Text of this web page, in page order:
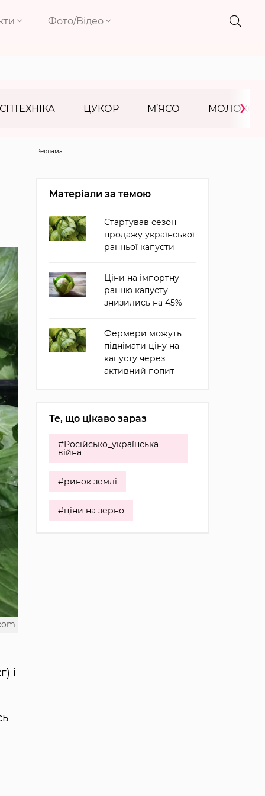
Фото/Відео
ЦУКОР М’ЯСО МОЛОКО
›
і
Реклама
Матеріали за темою
Стартував сезон
продажу української
ранньої капусти
Ціни на імпортну
ранню капусту
знизились на 45%
Фермери можуть
піднімати ціну на
капусту через
активний попит
Те, що цікаво зараз
#Російсько_українська
війна
#ринок землі
#ціни на зерно